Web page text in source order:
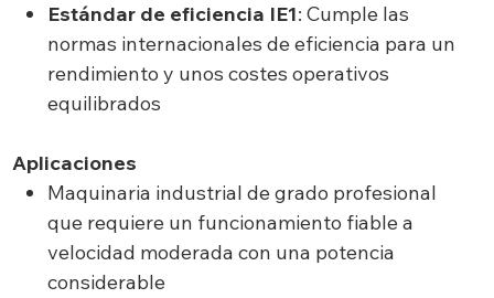
Estándar de eficiencia IE1: Cumple las
normas internacionales de eficiencia para un
rendimiento y unos costes operativos
equilibrados
Aplicaciones
Maquinaria industrial de grado profesional
que requiere un funcionamiento fiable a
velocidad moderada con una potencia
considerable